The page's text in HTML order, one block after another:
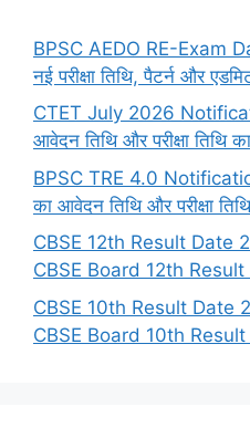
BPSC AEDO RE-Exam
नई परीक्षा तिथि, पैटर्न और
CTET July 2026
आवेदन तिथि और परीक्षा तिथि
BPSC TRE 4.0
का आवेदन तिथि और परीक्षा
CBSE 12th Result Date
CBSE Board 12th
CBSE 10th Result Date
CBSE Board 10th